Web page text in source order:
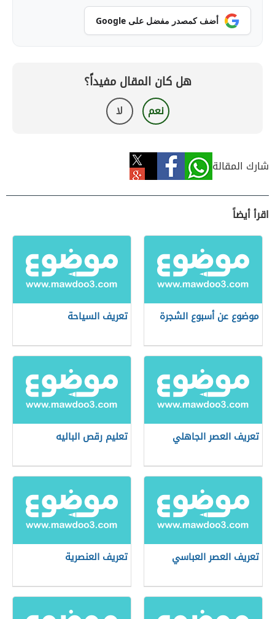
أضف كمصدر مفضل على Google
هل كان المقال مفيداً؟
نعم لا
شارك المقالة
اقرأ أيضاً
موضوع عن أسبوع الشجرة تعريف السياحة
تعريف العصر الجاهلي تعليم رقص الباليه
تعريف العصر العباسي تعريف العنصرية